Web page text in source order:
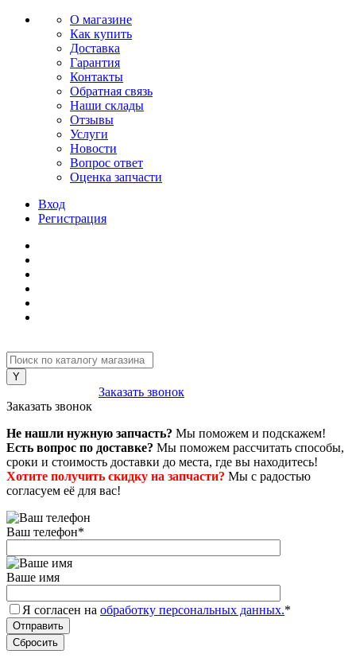
О магазине
Как купить
Доставка
Гарантия
Контакты
Обратная связь
Наши склады
Отзывы
Услуги
Новости
Вопрос ответ
Оценка запчасти
Вход
Регистрация
Заказать звонок
Заказать звонок
Не нашли нужную запчасть? Мы поможем и подскажем!
Есть вопрос по доставке? Мы поможем рассчитать способы,
сроки и стоимость доставки до места, где вы находитесь!
Хотите получить скидку на запчасти? Мы с радостью
согласуем её для вас!
Ваш телефон*
Ваше имя
Я согласен на обработку персональных данных.*